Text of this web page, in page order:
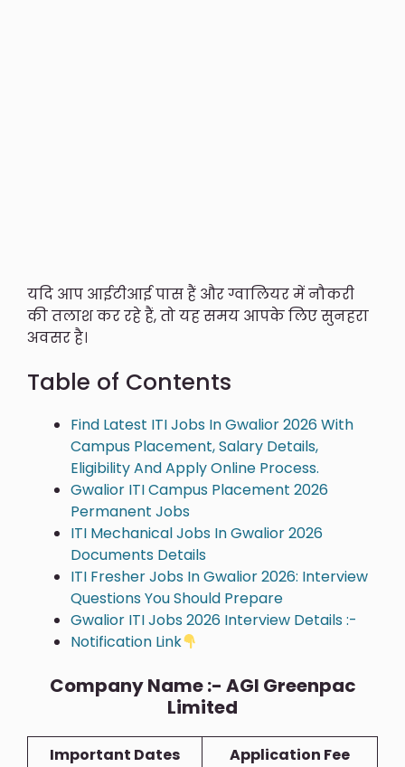
यदि आप आईटीआई पास हैं और ग्वालियर में नौकरी
की तलाश कर रहे हैं, तो यह समय आपके लिए सुनहरा
अवसर है।
Table of Contents
Find Latest ITI Jobs In Gwalior 2026 With
Campus Placement, Salary Details,
Eligibility And Apply Online Process.
Gwalior ITI Campus Placement 2026
Permanent Jobs
ITI Mechanical Jobs In Gwalior 2026
Documents Details
ITI Fresher Jobs In Gwalior 2026: Interview
Questions You Should Prepare
Gwalior ITI Jobs 2026 Interview Details :-
Notification Link
Company Name :- AGI Greenpac
Limited
Important Dates
Application Fee